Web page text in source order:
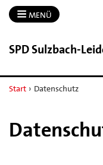
MENÜ
SPD Sulzbach-​
Start › Datenschutz